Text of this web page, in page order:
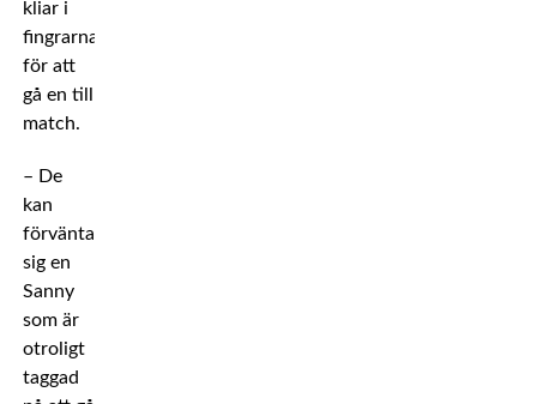
kliar i
fingrarna
för att
gå en till
match.
– De
kan
förvänta
sig en
Sanny
som är
otroligt
taggad